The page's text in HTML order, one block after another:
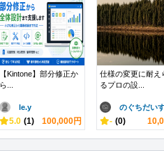
【Kintone】部分修正か
ら...
le.y
5.0 (1) 100,000円
仕様の変更に耐え
るプロの設...
のぐちだい
- (0)